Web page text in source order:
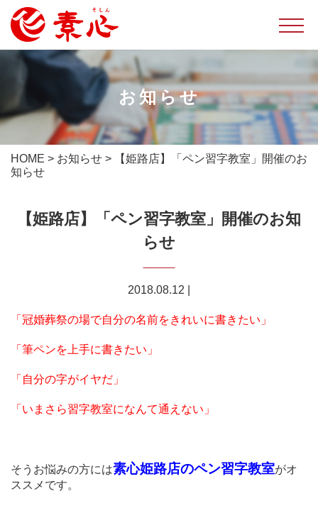
お知らせ
HOME > お知らせ >
【姫路店】「ペン習字教室」開催のお
知らせ
【姫路店】「ペン習字教室」開催のお知
らせ
2018.08.12
「冠婚葬祭の場で自分の名前をきれいに書きたい」
「筆ペンを上手に書きたい」
「自分の字がイヤだ」
「いまさら習字教室になんて通えない」
そうお悩みの方には素心姫路店のペン習字教室がオ
ススメです。